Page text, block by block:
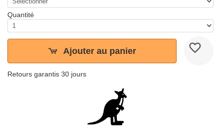
Quantité
Ajouter au panier
Retours garantis 30 jours